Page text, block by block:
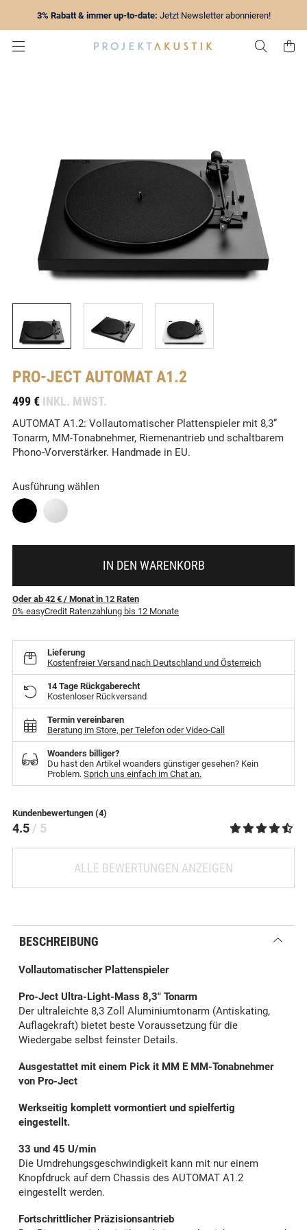
3% Rabatt & immer up-to-date: Jetzt Newsletter abonnieren!
Zur
PRO-JECTAUTOMAT A1.2
499 € INKL. MWST.
AUTOMAT A1.2: Vollautomatischer Plattenspieler mit 8,3”
Tonarm, MM-Tonabnehmer, Riemenantrieb und schaltbarem
Phono-Vorverstärker. Handmade in EU.
Ausführung wählen
IN DEN WARENKORB
Oder ab 42 € / Monatin 12 Raten
0% easyCredit Ratenzahlung bis 12 Monate
Lieferung
Kostenfreier Versand nach Deutschland und Österreich
14 Tage Rückgaberecht
Kostenloser Rückversand
Termin vereinbaren
Beratung im Store, per Telefon oder Video-Call
Woanders billiger?
Du hast den Artikel woanders günstiger gesehen? Kein
Problem. Sprich uns einfach im Chat an.
Kundenbewertungen (4)
4.5 / 5
ALLE BEWERTUNGEN ANZEIGEN
BESCHREIBUNG
Vollautomatischer Plattenspieler
Pro-Ject Ultra-Light-Mass 8,3" Tonarm
Der ultraleichte 8,3 Zoll Aluminiumtonarm (Antiskating,
Auflagekraft) bietet beste Voraussetzung für die
Wiedergabe selbst feinster Details.
Ausgestattet mit einem Pick it MM E MM-Tonabnehmer
von Pro-Ject
Werkseitig komplett vormontiert und spielfertig
eingestellt.
33 und 45 U/min
Die Umdrehungsgeschwindigkeit kann mit nur einem
Knopfdruck auf dem Chassis des AUTOMAT A1.2
eingestellt werden.
Fortschrittlicher Präzisionsantrieb